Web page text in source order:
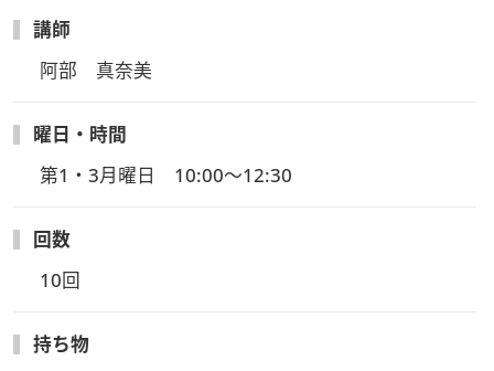
ウェーデン刺しゅう 他
講師
阿部　真奈美
曜日・時間
第1・3月曜日　10:00～12:30
回数
10回
持ち物